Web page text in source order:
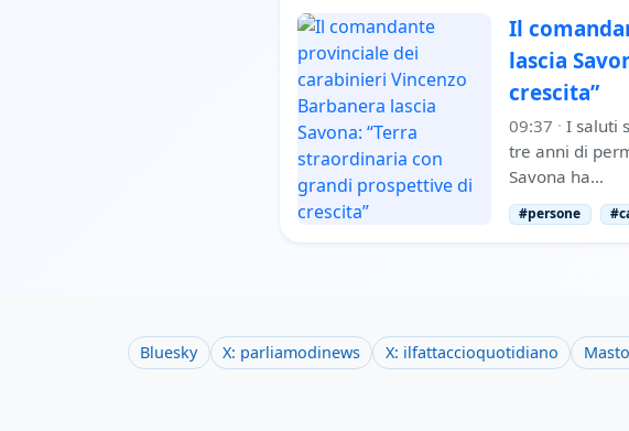
Il
lascia
crescita”
09:37 · I saluti
tre anni di
Savona ha…
#persone
Bluesky X: parliamodinews X: ilfattaccioquotidiano